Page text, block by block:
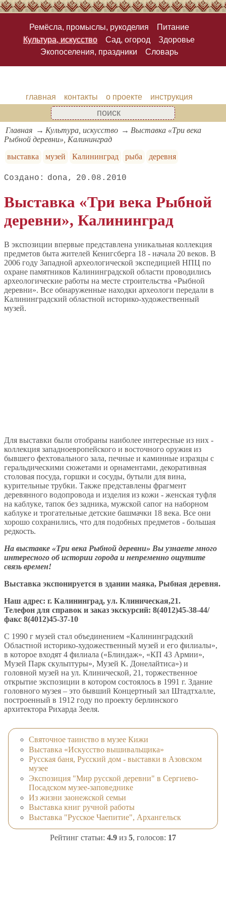
Ремёсла, промыслы, рукоделия
Питание
Культура, искусство
Сад, огород
Здоровье
Экопоселения, праздники
Словарь
главная контакты о проекте инструкция
Главная Культура, искусство
Выставка «Три века
Рыбной деревни», Калининград
выставка
музей Калининград рыба деревня
dona 20.08.2010
Выставка «Три века Рыбной
деревни», Калининград
В экспозиции впервые представлена уникальная коллекция
предметов быта жителей Кенигсберга 18 - начала 20 веков. В
2006 году Западной археологической экспедицией НПЦ по
охране памятников Калининградской области проводились
археологические работы на месте строительства «Рыбной
деревни». Все обнаруженные находки археологи передали в
Калининградский областной историко-художественный
музей.
Для выставки были отобраны наиболее интересные из них -
коллекция западноевропейского и восточного оружия из
бывшего фехтовального зала, печные и каминные изразцы с
геральдическими сюжетами и орнаментами, декоративная
столовая посуда, горшки и сосуды, бутыли для вина,
курительные трубки. Также представлены фрагмент
деревянного водопровода и изделия из кожи - женская туфля
на каблуке, тапок без задника, мужской сапог на наборном
каблуке и трогательные детские башмачки 18 века. Все они
хорошо сохранились, что для подобных предметов - большая
редкость.
На выставке «Три века Рыбной деревни» Вы узнаете много
интересного об истории города и непременно ощутите
связь времен!
Выставка экспонируется в здании маяка, Рыбная деревня.
Наш адрес: г. Калининград, ул. Клиническая,21.
Телефон для справок и заказ экскурсий: 8(4012)45-38-44/
факс 8(4012)45-37-10
С 1990 г музей стал объединением «Калининградский
Областной историко-художественный музей и его филиалы»,
в которое входят 4 филиала («Блиндаж», «КП 43 Армии»,
Музей Парк скульптуры», Музей К. Донелайтиса») и
головной музей на ул. Клинической, 21, торжественное
открытие экспозиции в котором состоялось в 1991 г. Здание
головного музея – это бывший Концертный зал Штадтхалле,
построенный в 1912 году по проекту берлинского
архитектора Рихарда Зееля.
Святочное таинство в музее Кижи
Выставка «Искусство вышивальщика»
Русская баня, Русский дом - выставки в Азовском
музее
Экспозиция "Мир русской деревни" в Сергиево-
Посадском музее-заповеднике
Из жизни заонежской семьи
Выставка книг ручной работы
Выставка "Русское Чаепитие", Архангельск
Рейтинг статьи: 4.9 из 5, голосов: 17